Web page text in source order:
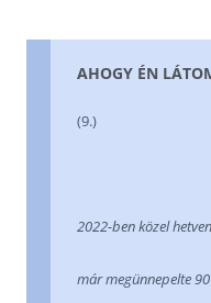
AHOGY ÉN
(9.)
2022-ben közel
már megünnepelte